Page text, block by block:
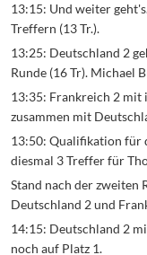
13:15: Und weiter
Treffern (13 Tr.).
13:25: Deutschland 2
Runde (16 Tr). Michael
13:35: Frankreich 2 mit
zusammen mit
13:50: Qualifikation für
diesmal 3 Treffer für
Stand nach der zweiten
Deutschland 2 und
14:15: Deutschland 2
noch auf Platz 1.